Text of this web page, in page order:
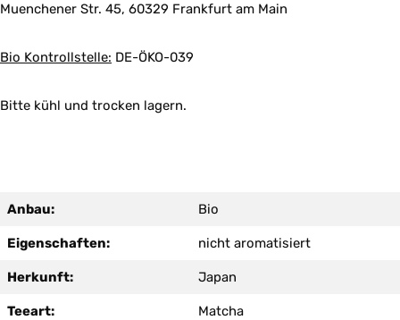
Muenchener Str. 45, 60329 Frankfurt am Main
Bio Kontrollstelle: DE-ÖKO-039
Bitte kühl und trocken lagern.
Anbau: Bio
Eigenschaften: nicht aromatisiert
Herkunft: Japan
Teeart: Matcha